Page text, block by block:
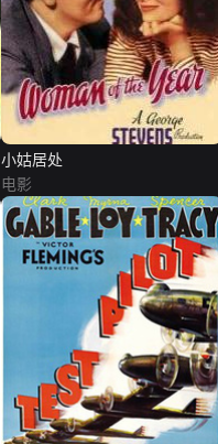
小姑居处
电影